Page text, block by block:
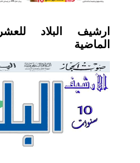
ارشيف البلاد
الماضية